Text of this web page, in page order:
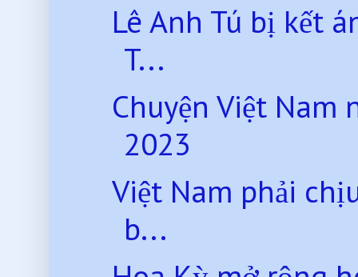
Lê Anh Tú bị kết
T...
Chuyện Việt Nam
2023
Việt Nam phải
b...